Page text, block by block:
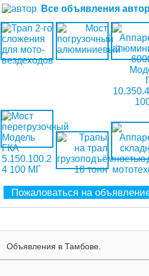
Все объявления
Пожаловаться на
Объявления в Тамбове.